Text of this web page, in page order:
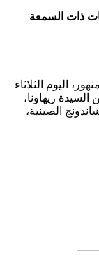
ذات السمعة
اليوم الثلاثاء
السيدة زيهاونا،
الصينية،